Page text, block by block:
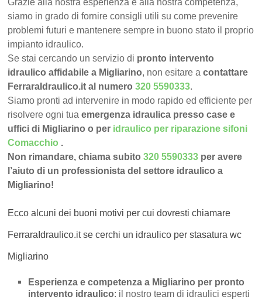
Grazie alla nostra esperienza e alla nostra competenza,
siamo in grado di fornire consigli utili su come prevenire
problemi futuri e mantenere sempre in buono stato il proprio
impianto idraulico.
Se stai cercando un servizio di pronto intervento
idraulico affidabile a Migliarino, non esitare acontattare
FerraraIdraulico.it al numero320 5590333.
Siamo pronti ad intervenire in modo rapido ed efficiente per
risolvere ogni tuaemergenza idraulica presso case e
uffici di Migliarino o per idraulico per riparazione sifoni
Comacchio .
Non rimandare, chiama subito320 5590333 per avere
l’aiuto di un professionista del settore idraulico a
Migliarino!
Ecco alcuni dei buoni motivi per cui dovresti chiamare
FerraraIdraulico.it se cerchi un idraulico per stasatura wc
Migliarino
Esperienza e competenza a Migliarino per pronto
intervento idraulico: il nostro team di idraulici esperti